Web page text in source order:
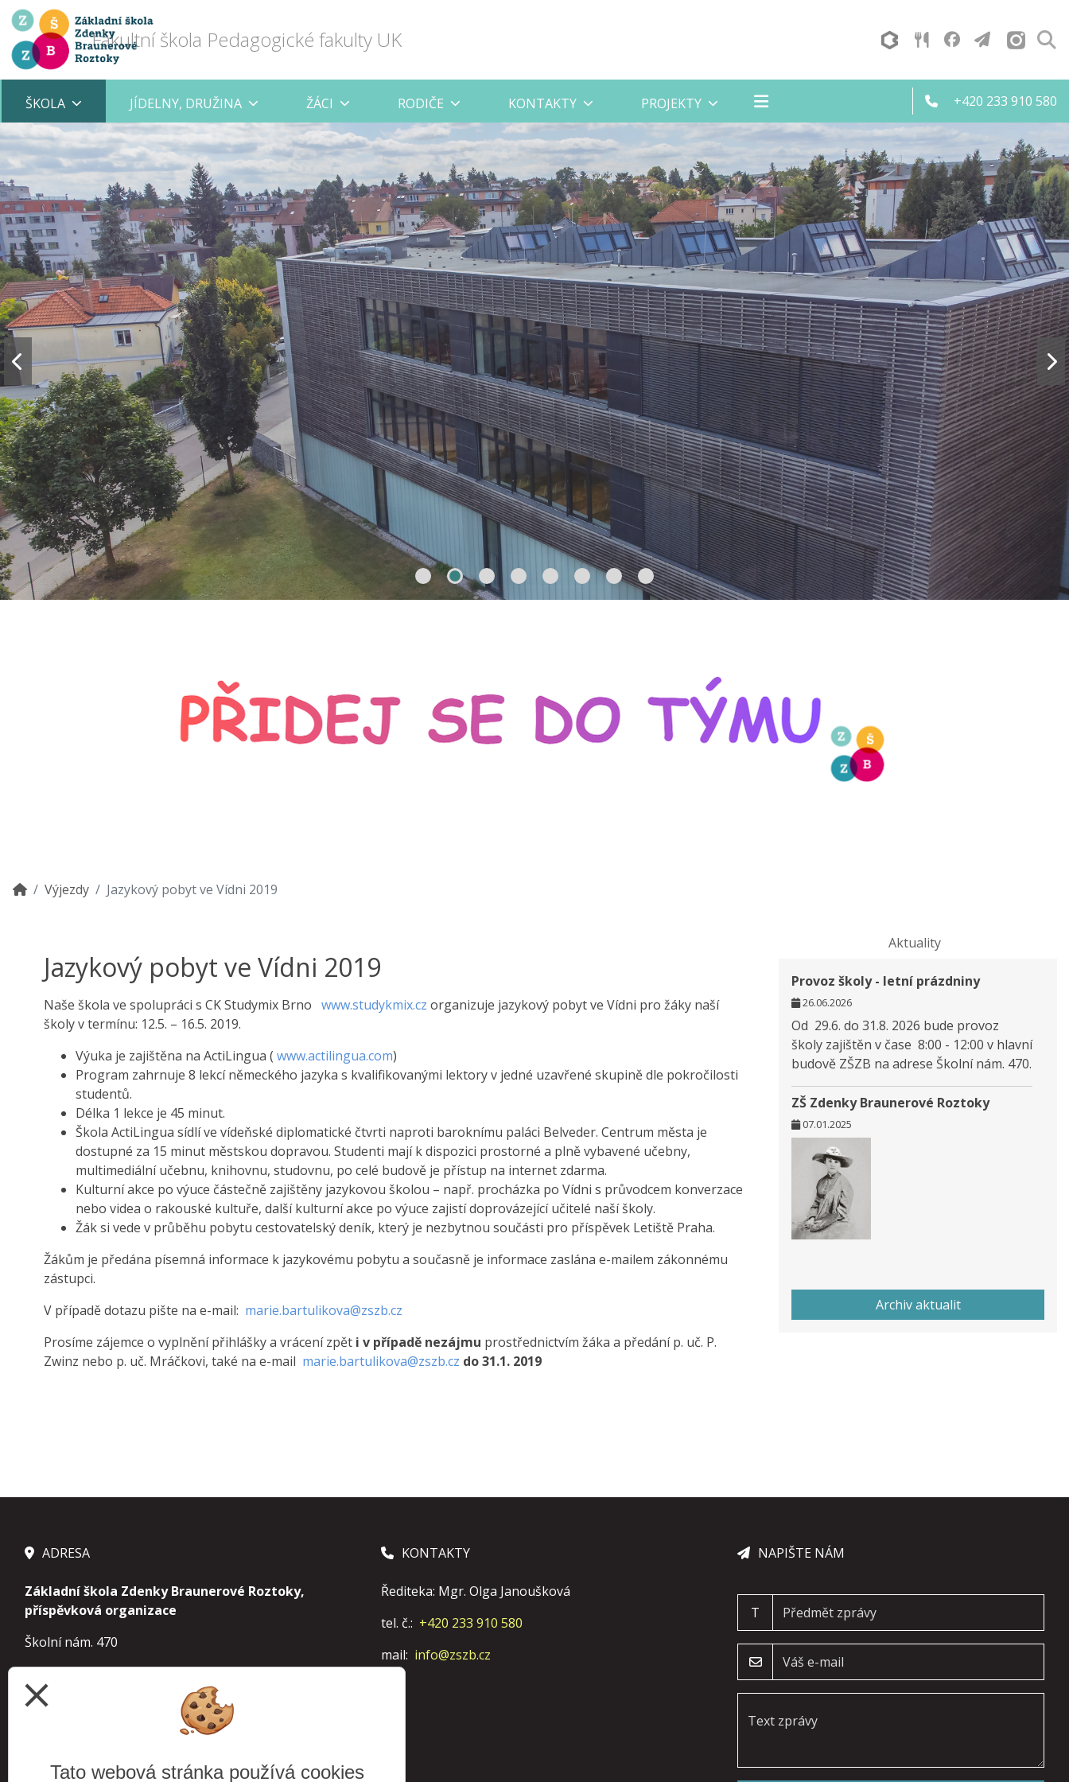
Fakultní škola Pedagogické fakulty UK
ŠKOLA JÍDELNY, DRUŽINA ŽÁCI RODIČE KONTAKTY PROJEKTY +420 233 910 580
Výjezdy Jazykový pobyt ve Vídni 2019
Jazykový pobyt ve Vídni 2019
Naše škola ve spolupráci s CK Studymix Brno www.studykmix.cz organizuje jazykový pobyt ve Vídni pro žáky naší
školy v termínu: 12.5. – 16.5. 2019.
Výuka je zajištěna na ActiLingua ( www.actilingua.com)
Program zahrnuje 8 lekcí německého jazyka s kvalifikovanými lektory v jedné uzavřené skupině dle pokročilosti
studentů.
Délka 1 lekce je 45 minut.
Škola ActiLingua sídlí ve vídeňské diplomatické čtvrti naproti baroknímu paláci Belveder. Centrum města je
dostupné za 15 minut městskou dopravou. Studenti mají k dispozici prostorné a plně vybavené učebny,
multimediální učebnu, knihovnu, studovnu, po celé budově je přístup na internet zdarma.
Kulturní akce po výuce částečně zajištěny jazykovou školou – např. procházka po Vídni s průvodcem konverzace
nebo videa o rakouské kultuře, další kulturní akce po výuce zajistí doprovázející učitelé naší školy.
Žák si vede v průběhu pobytu cestovatelský deník, který je nezbytnou součásti pro příspěvek Letiště Praha.
Žákům je předána písemná informace k jazykovému pobytu a současně je informace zaslána e-mailem zákonnému
zástupci.
V případě dotazu pište na e-mail: marie.bartulikova@zszb.cz
Prosíme zájemce o vyplnění přihlášky a vrácení zpět i v případě nezájmu prostřednictvím žáka a předání p. uč. P.
Zwinz nebo p. uč. Mráčkovi, také na e-mail marie.bartulikova@zszb.cz do 31.1. 2019
Aktuality
Provoz školy - letní prázdniny
26.06.2026
Od 29.6. do 31.8. 2026 bude provoz
školy zajištěn v čase 8:00 - 12:00 v hlavní
budově ZŠZB na adrese Školní nám. 470.
ZŠ Zdenky Braunerové Roztoky
07.01.2025
Archiv aktualit
ADRESA
Základní škola Zdenky Braunerové Roztoky,
příspěvková organizace
Školní nám. 470
IČ 70854963
IZO 000 241 610 základní škola
113 900 155školní družina
KONTAKTY
Řediteka: Mgr. Olga Janoušková
tel. č.: +420 233 910 580
mail: info@zszb.cz
NAPIŠTE NÁM
T
close
Tato webová stránka používá cookies